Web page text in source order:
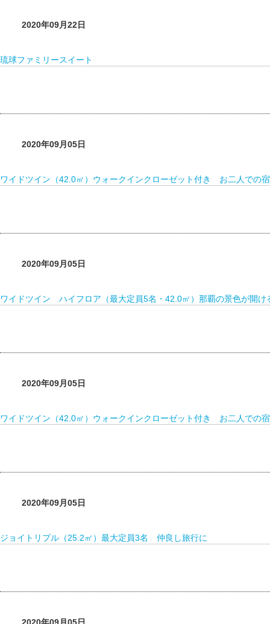
2020年09月22日
琉球ファミリースイート
2020年09月05日
ワイドツイン（42.0㎡）ウォークインクローゼット付き お二人での
2020年09月05日
ワイドツイン ハイフロア（最大定員5名・42.0㎡）那覇の景色が開け
2020年09月05日
ワイドツイン（42.0㎡）ウォークインクローゼット付き お二人での
2020年09月05日
ジョイトリプル（25.2㎡）最大定員3名 仲良し旅行に